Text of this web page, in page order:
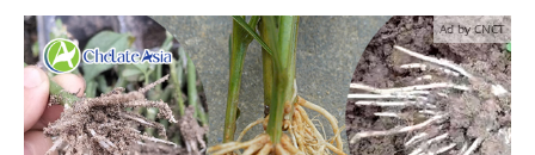
Ad by CNCT